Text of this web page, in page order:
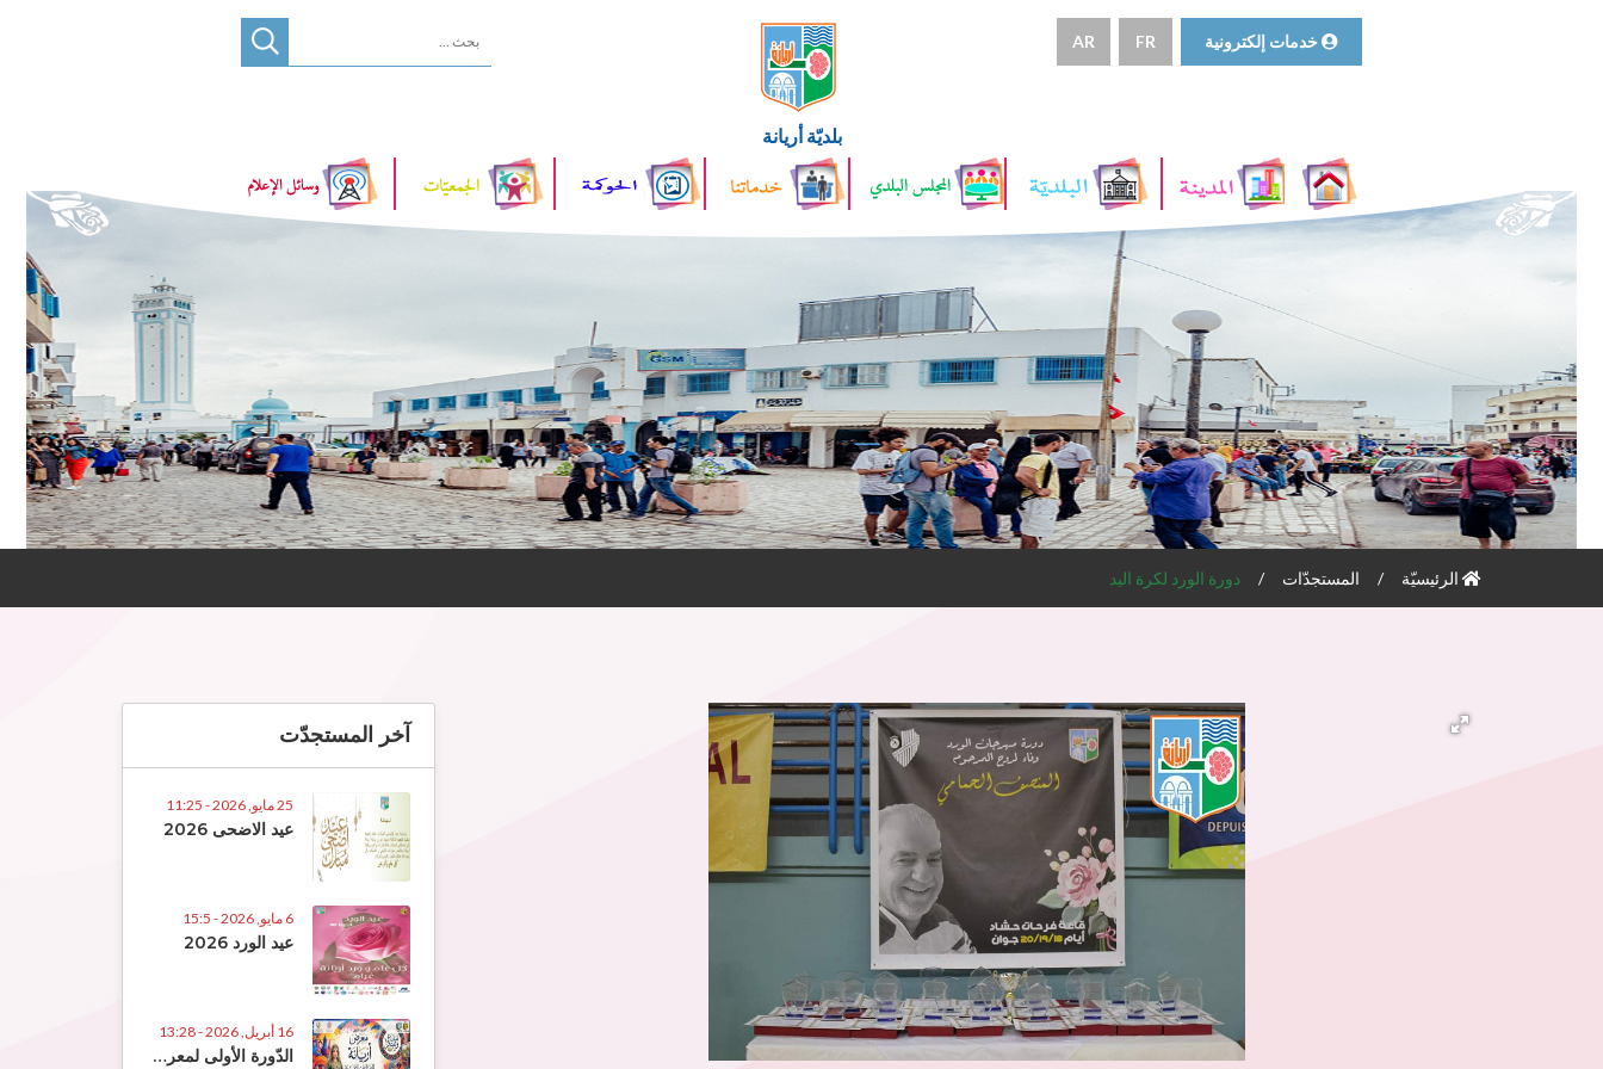
بلديّة أريانة
خدمات إلكترونية FR
AR
الرئيسيّة المستجدّات دورة الورد لكرة اليد
آخر المستجدّت
25 مايو, 2026 - 11:25
عيد الاضحى 2026
6 مايو, 2026 - 15:5
عيد الورد 2026
16 أبريل, 2026 - 13:28
الدّورة الأولى لمعرض الصّناعات التّقلييديّة